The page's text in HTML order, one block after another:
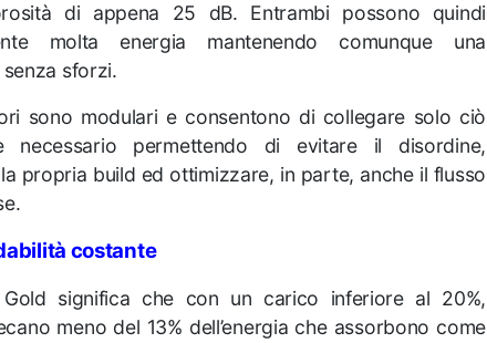
di appena 25 dB. Entrambi possono quindi
molta energia mantenendo comunque una
sforzi.
sono modulari e consentono di collegare solo ciò
necessario permettendo di evitare il disordine,
propria build ed ottimizzare, in parte, anche il flusso
costante
Gold significa che con un carico inferiore al 20%,
meno del 13% dell’energia che assorbono come